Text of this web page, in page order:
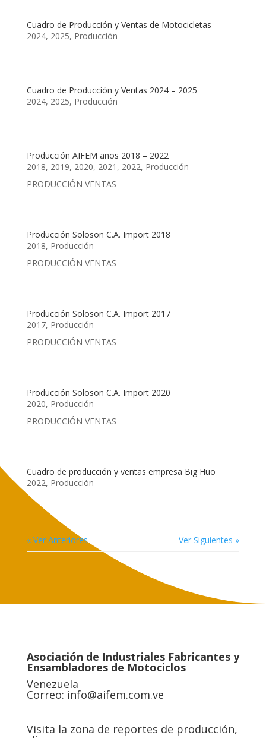
Cuadro de Producción y Ventas de Motocicletas
2024, 2025, Producción
Cuadro de Producción y Ventas 2024 – 2025
2024, 2025, Producción
Producción AIFEM años 2018 – 2022
2018, 2019, 2020, 2021 , 2022, Producción
PRODUCCIÓN VENTAS
Producción Soloson C.A. Import 2018
2018, Producción
PRODUCCIÓN VENTAS
Producción Soloson C.A. Import 2017
2017, Producción
PRODUCCIÓN VENTAS
Producción Soloson C.A. Import 2020
2020, Producción
PRODUCCIÓN VENTAS
Cuadro de producción y ventas empresa Big Huo
2022, Producción
« Ver Anteriores Ver Siguientes »
Asociación de Industriales Fabricantes y
Ensambladores de Motociclos
Venezuela
Correo: info@aifem.com.ve
Visita la zona de reportes de producción,